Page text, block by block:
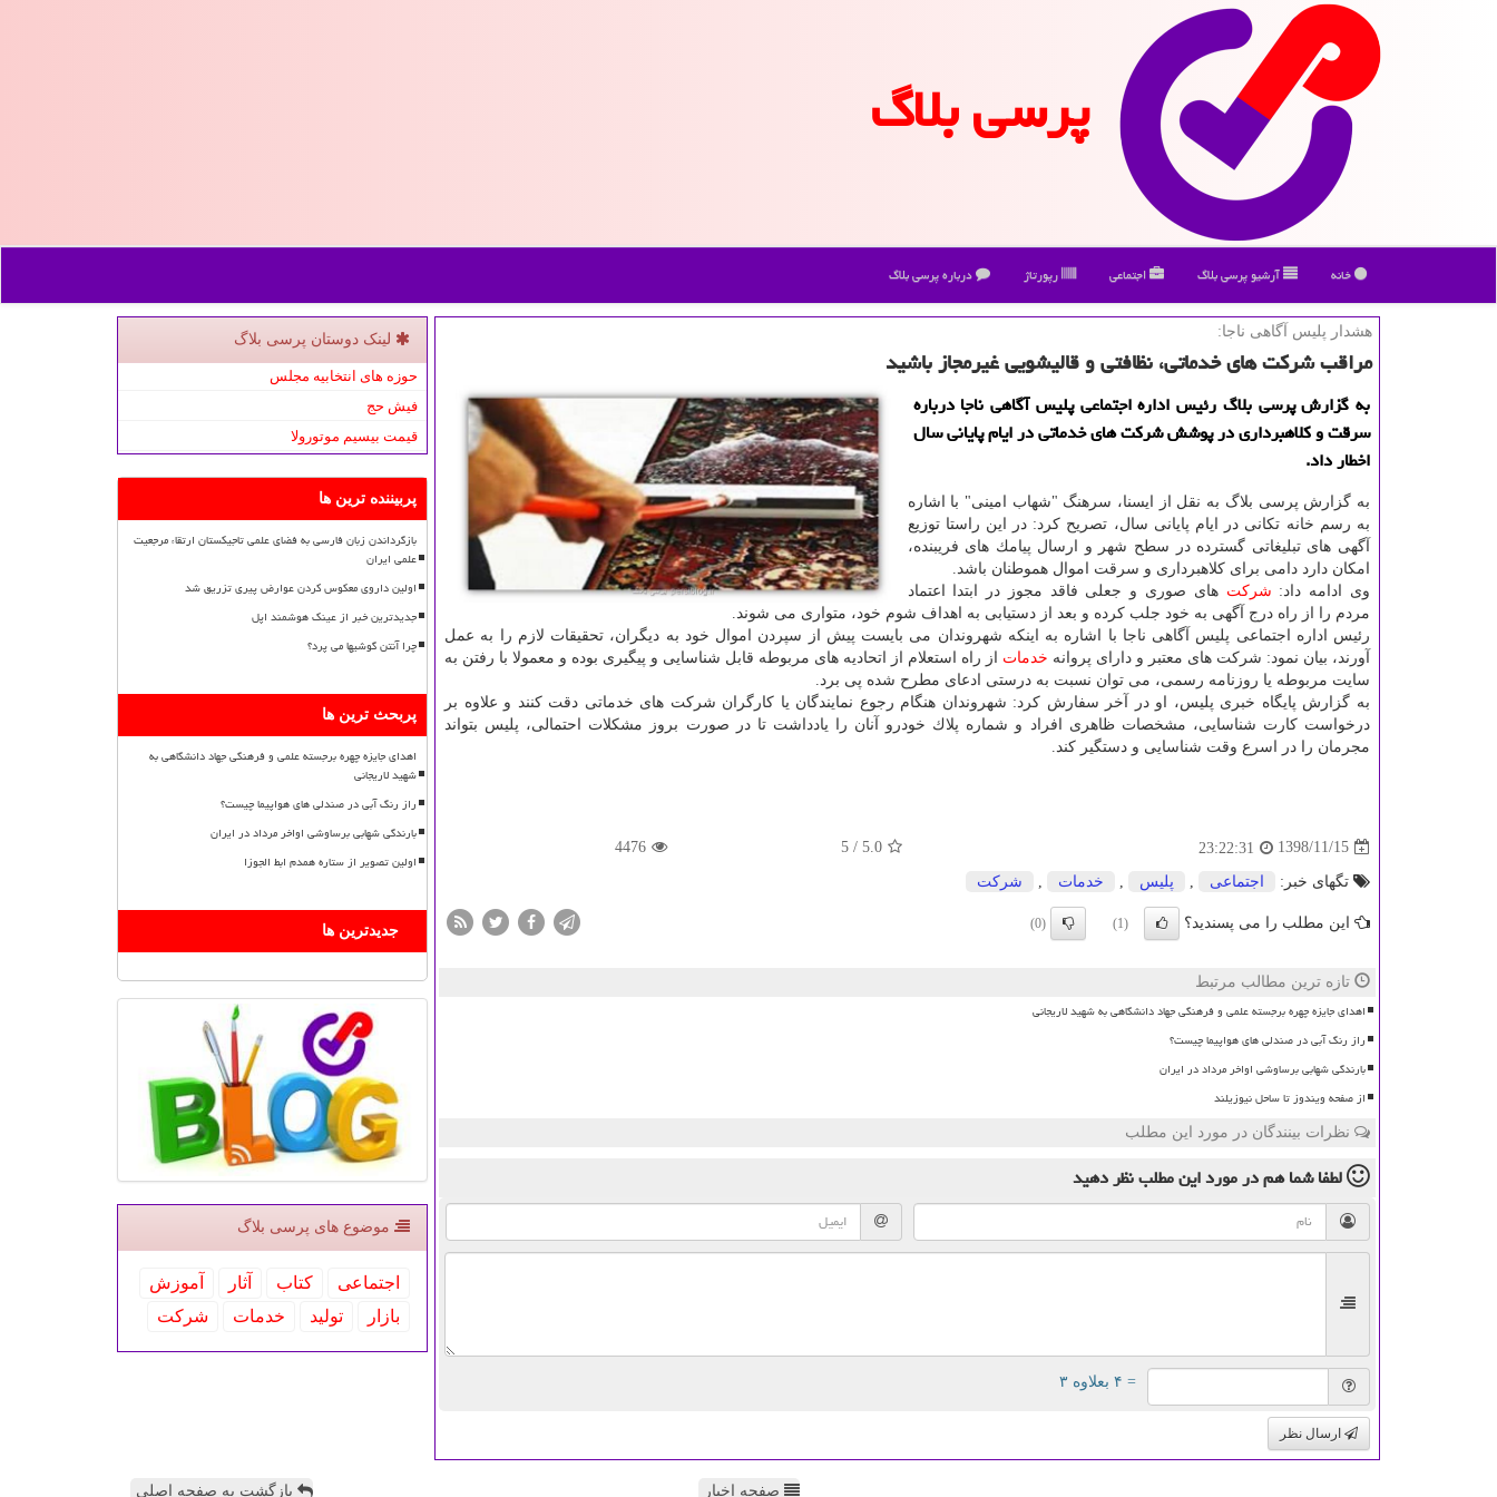
پرسی بلاگ
خانه آرشیو پرسی بلاگ اجتماعی رپورتاژ درباره پرسی بلاگ
هشدار پلیس آگاهی ناجا:
مراقب شركت های خدماتی، نظافتی و قالیشویی غیرمجاز باشید
به گزارش پرسی بلاگ رئیس اداره اجتماعی پلیس آگاهی ناجا درباره
سرقت و كلاهبرداری در پوشش شركت های خدماتی در ایام پایانی سال
اخطار داد.
به گزارش پرسی بلاگ به نقل از ایسنا، سرهنگ "شهاب امینی" با اشاره
به رسم خانه تكانی در ایام پایانی سال، تصریح كرد: در این راستا توزیع
آگهی های تبلیغاتی گسترده در سطح شهر و ارسال پیامك های فریبنده،
امكان دارد دامی برای كلاهبرداری و سرقت اموال هموطنان باشد.
وی ادامه داد: شركت های صوری و جعلی فاقد مجوز در ابتدا اعتماد
مردم را از راه درج آگهی به خود جلب كرده و بعد از دستیابی به اهداف شوم خود، متواری می شوند.
رئیس اداره اجتماعی پلیس آگاهی ناجا با اشاره به اینكه شهروندان می بایست پیش از سپردن اموال خود به دیگران، تحقیقات لازم را به عمل
آورند، بیان نمود: شركت های معتبر و دارای پروانه خدمات از راه استعلام از اتحادیه های مربوطه قابل شناسایی و پیگیری بوده و معمولا با رفتن به
سایت مربوطه یا روزنامه رسمی، می توان نسبت به درستی ادعای مطرح شده پی برد.
به گزارش پایگاه خبری پلیس، او در آخر سفارش كرد: شهروندان هنگام رجوع نمایندگان یا كارگران شركت های خدماتی دقت كنند و علاوه بر
درخواست كارت شناسایی، مشخصات ظاهری افراد و شماره پلاك خودرو آنان را یادداشت تا در صورت بروز مشكلات احتمالی، پلیس بتواند
مجرمان را در اسرع وقت شناسایی و دستگیر كند.
1398/11/15
23:22:31
5.0
/ 5
4476
تگهای خبر: اجتماعی پلیس خدمات شركت
این مطلب را می پسندید؟ (1)
(0)
تازه ترین مطالب مرتبط
اهدای جایزه چهره برجسته علمی و فرهنگی جهاد دانشگاهی به شهید لاریجانی
راز رنگ آبی در صندلی های هواپیما چیست؟
بارندگی شهابی برساوشی اواخر مرداد در ایران
از صفحه ویندوز تا ساحل نیوزیلند
نظرات بینندگان در مورد این مطلب
لطفا شما همدر مورد این مطلبنظر دهید
= ۴ بعلاوه ۳
ارسال نظر
لینک دوستان پرسی بلاگ
حوزه های انتخابیه مجلس
فیش حج
قیمت بیسیم موتورولا
پربیننده ترین ها
بازگرداندن زبان فارسی به فضای علمی تاجیکستان ارتقاء مرجعیت
علمی ایران
اولین داروی معکوس کردن عوارض پیری تزریق شد
جدیدترین خبر از عینک هوشمند اپل
چرا آنتن گوشیها می پرد؟
پربحث ترین ها
اهدای جایزه چهره برجسته علمی و فرهنگی جهاد دانشگاهی به
شهید لاریجانی
راز رنگ آبی در صندلی های هواپیما چیست؟
بارندگی شهابی برساوشی اواخر مرداد در ایران
اولین تصویر از ستاره همدم ابط الجوزا
جدیدترین ها
موضوع های پرسی بلاگ
اجتماعی كتاب آثار
آموزش
بازار
تولید خدمات شركت
صفحه اخبار بازگشت به صفحه اصلی